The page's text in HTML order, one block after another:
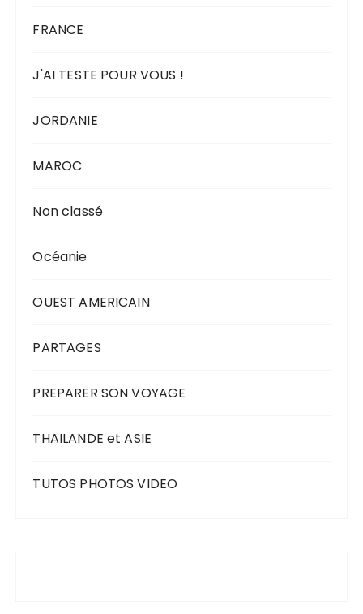
FRANCE
J'AI TESTE POUR VOUS !
JORDANIE
MAROC
Non classé
Océanie
OUEST AMERICAIN
PARTAGES
PREPARER SON VOYAGE
THAILANDE et ASIE
TUTOS PHOTOS VIDEO